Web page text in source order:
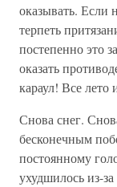
оказывать. Если
терпеть
постепенно это
оказать
караул! Все
Снова снег.
бесконечным
постоянному
ухудшилось из-